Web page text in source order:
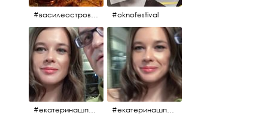
#василеостровское #синяяборода #пиво #пивовобла #вобла #рыба #oknofestival
#екатеринашпица #шпица @ekaterinashpitsa #екатеринашпица #шпица @ekaterinashpitsa